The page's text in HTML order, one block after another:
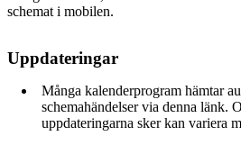
schemat i mobilen.
Uppdateringar
Många kalenderprogram hämtar
schemahändelser via denna länk.
uppdateringarna sker kan variera